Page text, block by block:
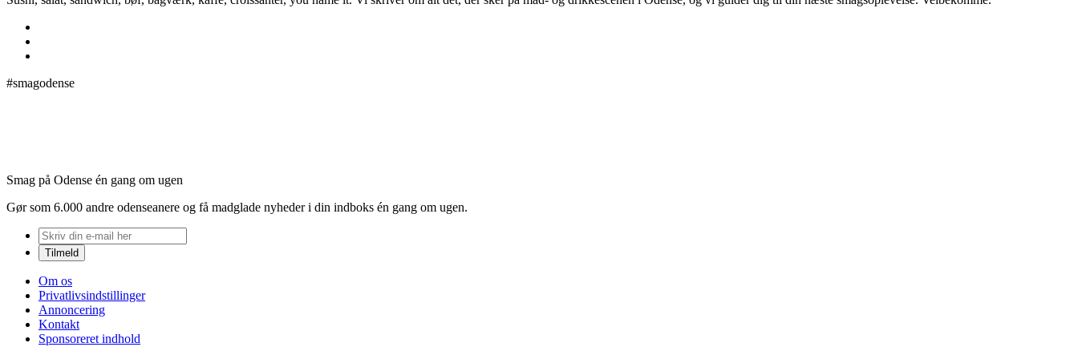
#smagodense
Smag på Odense én gang om ugen
Gør som 6.000 andre odenseanere og få madglade nyheder i din indboks én gang om ugen.
Om os
Privatlivsindstillinger
Annoncering
Kontakt
Sponsoreret indhold